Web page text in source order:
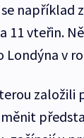
například
11 vteřin.
Londýna v
založili